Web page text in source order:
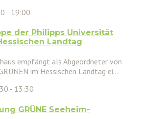
- 19:00
der Philipps Universität
Landtag
empfängt als Abgeordneter von
im Hessischen Landtag ei...
- 13:30
GRÜNE Seeheim-